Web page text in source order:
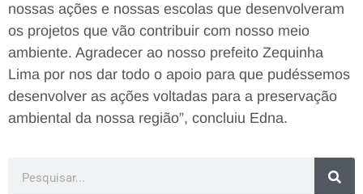
nossas ações e nossas escolas que desenvolveram
os projetos que vão contribuir com nosso meio
ambiente. Agradecer ao nosso prefeito Zequinha
Lima por nos dar todo o apoio para que pudéssemos
desenvolver as ações voltadas para a preservação
ambiental da nossa região”, concluiu Edna.